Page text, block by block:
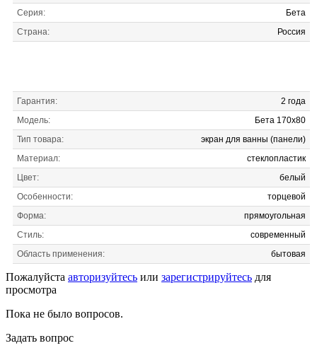
Серия:
Бета
Страна:
Россия
Гарантия:
2 года
Модель:
Бета 170x80
Тип товара:
экран для ванны (панели)
Материал:
стеклопластик
Цвет:
белый
Особенности:
торцевой
Форма:
прямоугольная
Стиль:
современный
Область применения:
бытовая
Пожалуйста авторизуйтесь или зарегистрируйтесь для
просмотра
Пока не было вопросов.
Задать вопрос